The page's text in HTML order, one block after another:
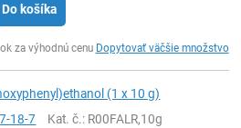
Do košíka
za výhodnú cenu Dopytovať väčšie množstvo
(1 x 10 g)
18-7 Kat. č.: R00FALR,10g